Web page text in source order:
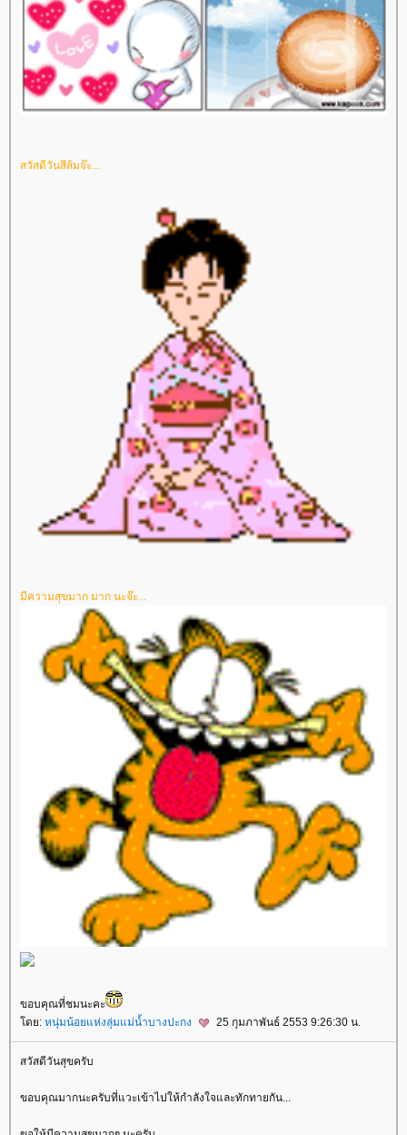
สวัสดีวันสีส้มจ๊ะ...
มีความสุขมาก มาก นะจ๊ะ...
ขอบคุณที่ชมนะคะ
ดย: หนุ่มน้อยแห่งลุ่มแม่น้ำบางปะกง 25 กุมภาพันธ์ 2553 9:26:30 น.
สวัสดีวันสุขครับ
ขอบคุณมากนะครับที่แวะเข้าไปให้กำลังใจและทักทายกัน...